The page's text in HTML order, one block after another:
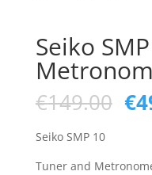
Seiko
€149.00 €
Seiko SMP 10
Tuner and